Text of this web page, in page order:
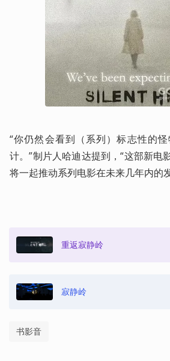
“你仍然会看到（系列）标志性的
计。”制片人哈迪达提到，“这部新电
将一起推动系列电影在未来几年内的
重返寂静岭
寂静岭
书影音